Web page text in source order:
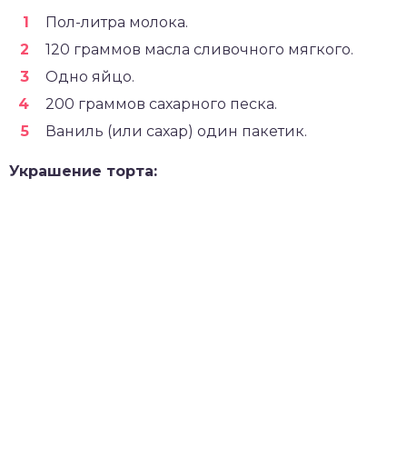
Пол-литра молока.
120 граммов масла сливочного мягкого.
Одно яйцо.
200 граммов сахарного песка.
Ваниль (или сахар) один пакетик.
Украшение торта: